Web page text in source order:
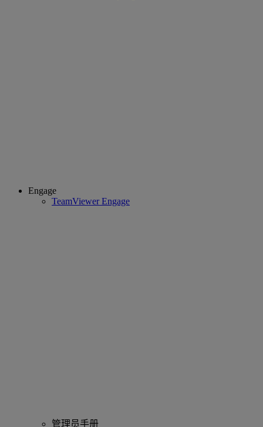
Engage
TeamViewer Engage
管理员手册